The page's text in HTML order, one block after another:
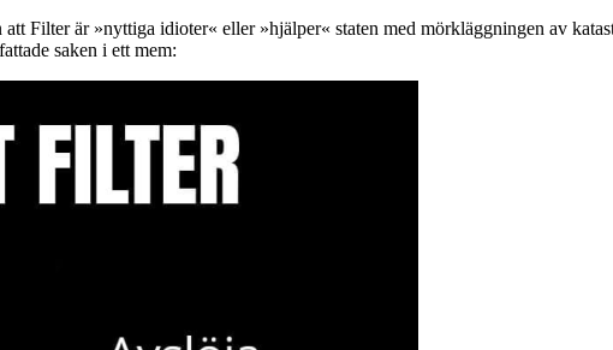
Filter är »nyttiga idioter« eller »hjälper« staten med mörkläggningen av
saken i ett mem: